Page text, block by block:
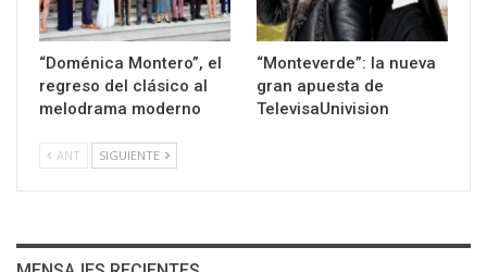
“Doménica Montero”, el
regreso del clásico al
melodrama moderno
“Monteverde”: la nueva
gran apuesta de
TelevisaUnivision
ANT SIGUIENTE